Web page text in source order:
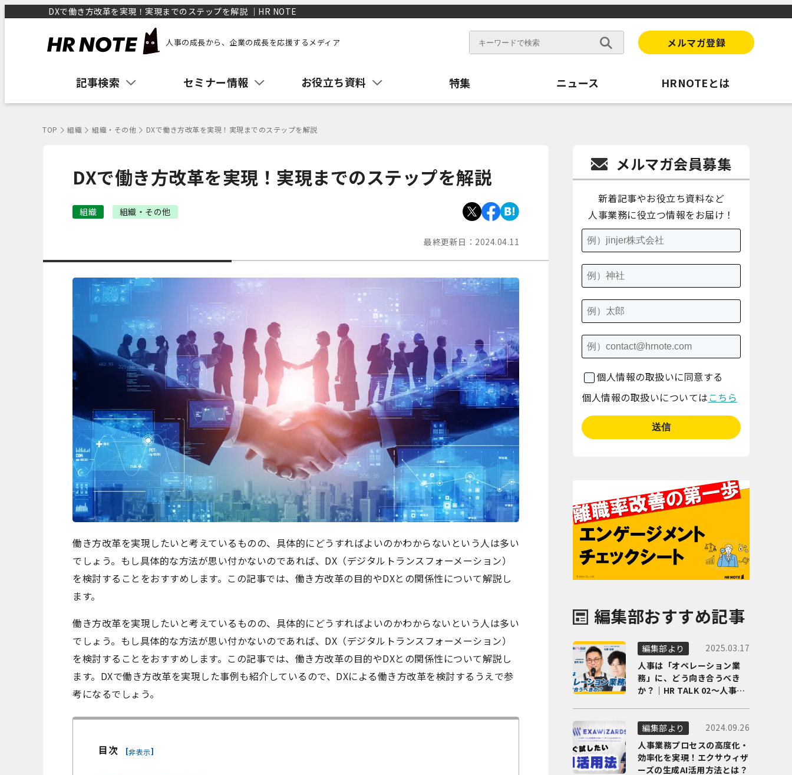
DXで働き方改革を実現！実現までのステップを解説 ｜HR NOTE
人事の成長から、企業の成長を応援するメディア メルマガ登録
記事検索 セミナー情報 お役立ち資料 特集 ニュース HRNOTEとは
TOP 組織 組織・その他 DXで働き方改革を実現！実現までのステップを解説
DXで働き方改革を実現！実現までのステップを解説
組織 組織・その他
最終更新日： 2024.04.11
働き方改革を実現したいと考えているものの、具体的にどうすればよいのかわからないという人は多い
でしょう。もし具体的な方法が思い付かないのであれば、DX（デジタルトランスフォーメーション）
を検討することをおすすめします。この記事では、働き方改革の目的やDXとの関係性について解説し
ます。
働き方改革を実現したいと考えているものの、具体的にどうすればよいのかわからないという人は多い
でしょう。もし具体的な方法が思い付かないのであれば、DX（デジタルトランスフォーメーション）
を検討することをおすすめします。この記事では、働き方改革の目的やDXとの関係性について解説し
ます。DXで働き方改革を実現した事例も紹介しているので、DXによる働き方改革を検討するうえで参
考になるでしょう。
目次 [非表示]
メルマガ会員募集
新着記事やお役立ち資料など
人事業務に役立つ情報をお届け！
個人情報の取扱いに同意する
個人情報の取扱いについては こちら
編集部おすすめ記事
編集部より
2025.03.17
人事は「オペレーション業
務」に、どう向き合うべき
か？｜HR TALK 02～人事DX
編集部より
2024.09.26
人事業務プロセスの高度化・
効率化を実現！エクサウィザ
ーズの生成AI活用方法とは？